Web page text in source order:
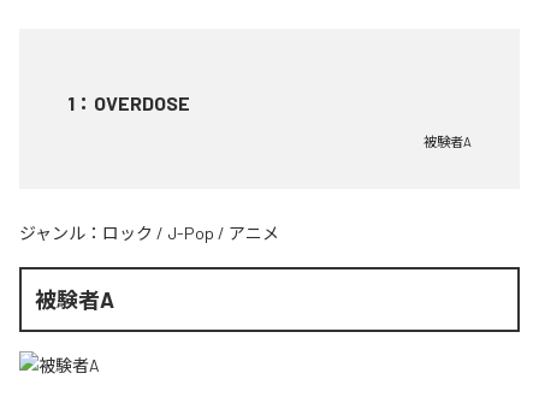
1 ： OVERDOSE
被験者A
ジャンル： ロック / J-Pop / アニメ
被験者A